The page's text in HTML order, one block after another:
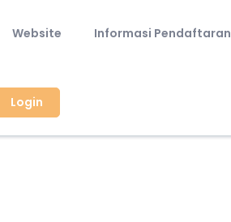
Website Informasi Pendaftaran
Login